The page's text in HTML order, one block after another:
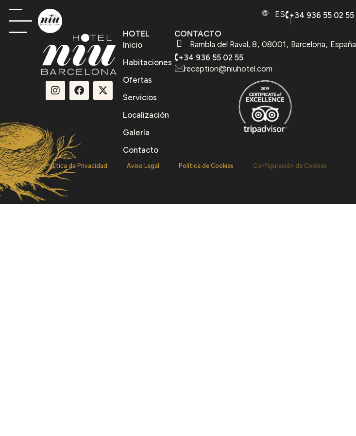
ES +34 936 55 02 55
HOTEL
Inicio
Habitaciones
Ofertas
Servicios
Localización
Galería
Contacto
CONTACTO
Rambla del Raval, 8, 08001 , Barcelona, España
+34 936 55 02 55
reception@niuhotel.com
Política de Privacidad Aviso Legal Política de Cookies Configuración de Cookies